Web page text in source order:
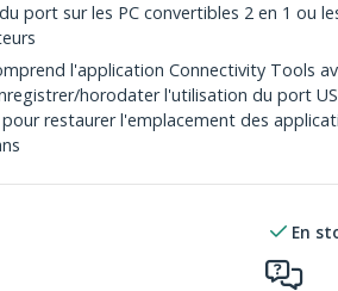
port sur les PC convertibles 2 en 1 ou
l'application Connectivity Tools
horodater l'utilisation du port
restaurer l'emplacement des
En